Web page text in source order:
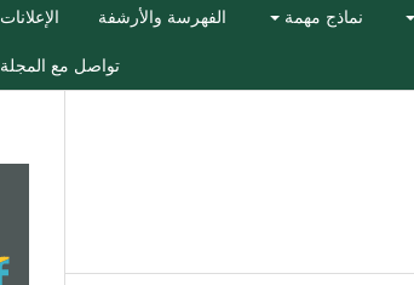
نماذج مهمة الفهرسة والأرشفة الإعلانات
تواصل مع المجلة